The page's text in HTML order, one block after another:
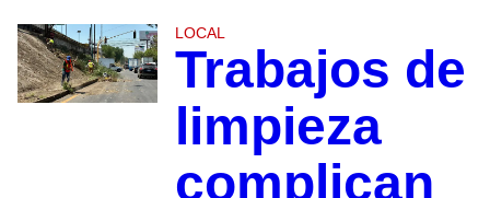
LOCAL
Trabajos de
limpieza
complican